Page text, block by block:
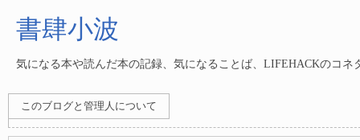
書肆小波
気になる本や読んだ本の記録、気になることば、LIFEHACKのコネ
このブログと管理人について